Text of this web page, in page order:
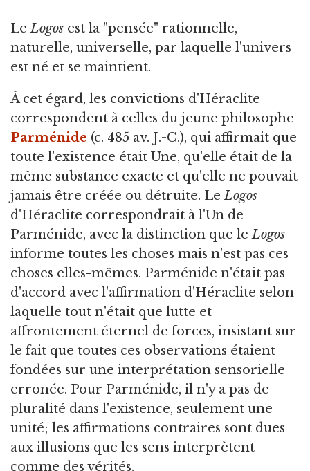
LeLogos est la "pensée" rationnelle,
naturelle, universelle, par laquelle l'univers
est né et se maintient.
À cet égard, les convictions d'Héraclite
correspondent à celles du jeune philosophe
Parménide (c. 485 av. J.-C.), qui affirmait que
toute l'existence était Une, qu'elle était de la
même substance exacte et qu'elle ne pouvait
jamais être créée ou détruite. LeLogos
d'Héraclite correspondrait à l'Un de
Parménide, avec la distinction que leLogos
informe toutes les choses mais n'est pas ces
choses elles-mêmes. Parménide n'était pas
d'accord avec l'affirmation d'Héraclite selon
laquelle tout n'était que lutte et
affrontement éternel de forces, insistant sur
le fait que toutes ces observations étaient
fondées sur une interprétation sensorielle
erronée. Pour Parménide, il n'y a pas de
pluralité dans l'existence, seulement une
unité; les affirmations contraires sont dues
aux illusions que les sens interprètent
comme des vérités.